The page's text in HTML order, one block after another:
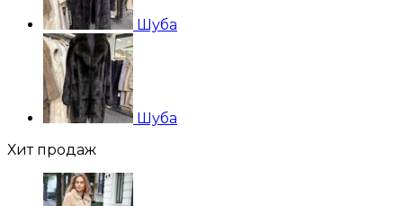
Шуба
Шуба
Хит продаж